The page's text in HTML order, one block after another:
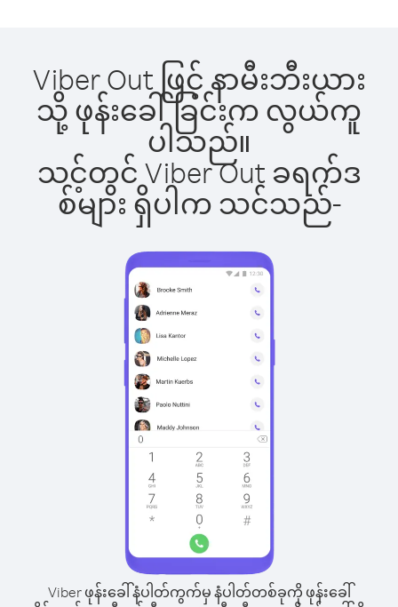
Viber Out ဖြင့် နာမီးဘီးယား
သို့ ဖုန်းခေါ်ခြင်းက လွယ်ကူ
ပါသည်။
သင့်တွင် Viber Out ခရက်ဒ
စ်များ ရှိပါက သင်သည်-
Viber ဖုန်းခေါ်နံပါတ်ကွက်မှ နံပါတ်တစ်ခုကို ဖုန်းခေါ်